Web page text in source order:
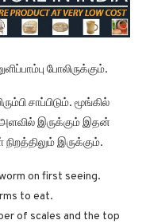
போலிருக்கும்.
சாப்பிடும். மூங்கில்
அளவில் இருக்கும் இதன்
இருக்கும்.
on first seeing.
to eat.
of scales and the top